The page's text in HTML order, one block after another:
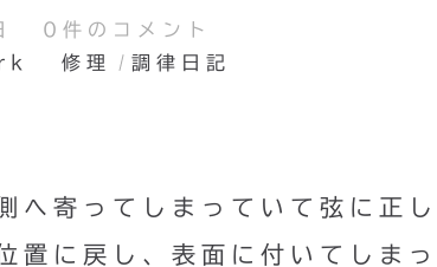
0件のコメント
修理 調律日記
へ寄ってしまっていて弦に正
置に戻し、表面に付いてしま